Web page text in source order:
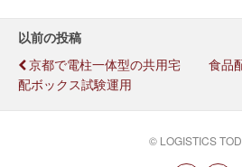
以前の投稿
京都で電柱一体型の共用宅
配ボックス試験運用
食品
© LOGISTICS